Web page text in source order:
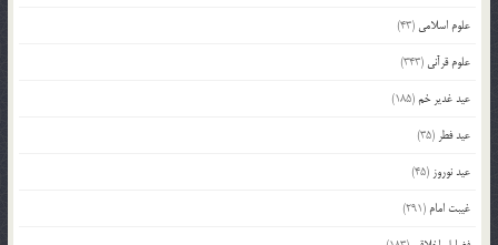
علوم اسلامی (43)
علوم قرآنی (343)
عید غدیر خم(185)
عید فطر (35)
عید نوروز (45)
غیبت امام (291)